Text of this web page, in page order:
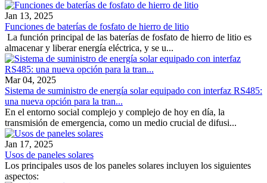
Jan 13, 2025
Funciones de baterías de fosfato de hierro de litio
‌ La función principal de las baterías de fosfato de hierro de litio es
almacenar y liberar energía eléctrica, y se u...
Mar 04, 2025
Sistema de suministro de energía solar equipado con interfaz RS485:
una nueva opción para la tran...
En el entorno social complejo y complejo de hoy en día, la
transmisión de emergencia, como un medio crucial de difusi...
Jan 17, 2025
Usos de paneles solares
Los principales usos de los paneles solares incluyen los siguientes
aspectos: